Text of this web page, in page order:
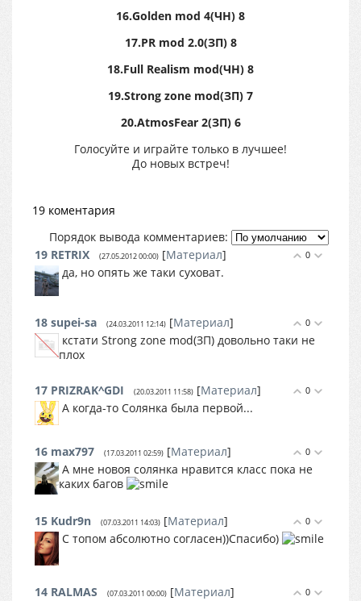
16.Golden mod 4(ЧН) 8
17.PR mod 2.0(ЗП) 8
18.Full Realism mod(ЧН) 8
19.Strong zone mod(ЗП) 7
20.AtmosFear 2(ЗП) 6
Голосуйте и играйте только в лучшее!
До новых встреч!
19 коментария
Порядок вывода комментариев:
0
19 RETRIX (27.05.2012 00:00) [Материал]
да, но опять же таки суховат.
0
18 supei-sa (24.03.2011 12:14) [Материал]
кстати Strong zone mod(ЗП) довольно таки не
плох
0
17 PRIZRAK^GDI (20.03.2011 11:58) [Материал]
А когда-то Солянка была первой...
0
16 max797 (17.03.2011 02:59) [Материал]
А мне новоя солянка нравится класс пока не
каких багов
0
15 Kudr9n (07.03.2011 14:03) [Материал]
С топом абсолютно согласен))Спасибо)
0
14 RALMAS (07.03.2011 00:00) [Материал]